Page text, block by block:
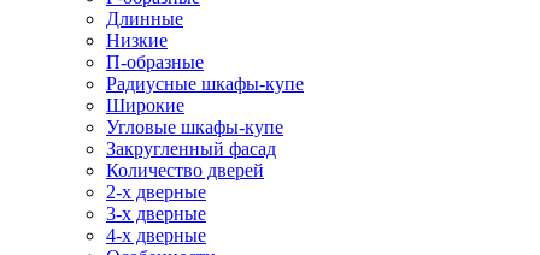
Длинные
Низкие
П-образные
Радиусные шкафы-купе
Широкие
Угловые шкафы-купе
Закругленный фасад
Количество дверей
2-х дверные
3-х дверные
4-х дверные